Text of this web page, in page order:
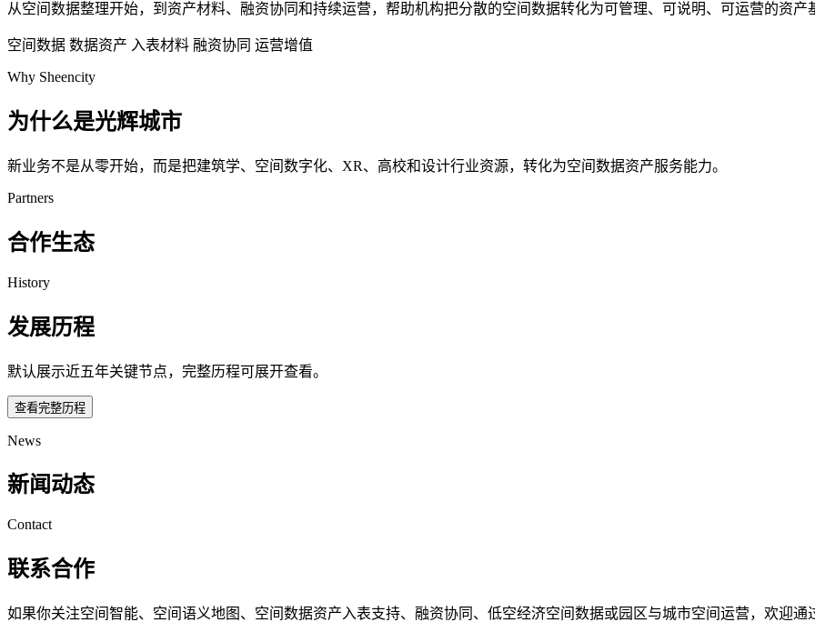
从空间数据整理开始，到资产材料、融资协同和持续运营，帮助机构把分散的空间数据转化为可管理、可说明、可运营的资产
空间数据 数据资产 入表材料 融资协同 运营增值
Why Sheencity
为什么是光辉城市
新业务不是从零开始，而是把建筑学、空间数字化、XR、高校和设计行业资源，转化为空间数据资产服务能力。
Partners
合作生态
History
发展历程
默认展示近五年关键节点，完整历程可展开查看。
查看完整历程
News
新闻动态
Contact
联系合作
如果你关注空间智能、空间语义地图、空间数据资产入表支持、融资协同、低空经济空间数据或园区与城市空间运营，欢迎通